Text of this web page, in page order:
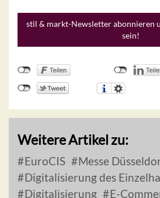
stil & markt-Newsletter abonnieren
sein!
Weitere Artikel zu:
EuroCIS Messe
Digitalisierung des
Digitalisierung
E-